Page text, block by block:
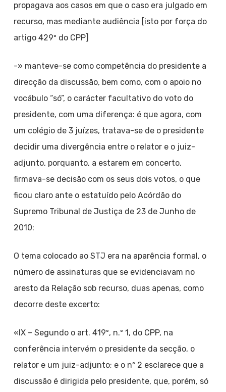
propagava aos casos em que o caso era julgado em
recurso, mas mediante audiência [isto por força do
artigo 429º do CPP]
-» manteve-se como competência do presidente a
direcção da discussão, bem como, com o apoio no
vocábulo “só”, o carácter facultativo do voto do
presidente, com uma diferença: é que agora, com
um colégio de 3 juízes, tratava-se de o presidente
decidir uma divergência entre o relator e o juiz-
adjunto, porquanto, a estarem em concerto,
firmava-se decisão com os seus dois votos, o que
ficou claro ante o estatuído pelo Acórdão do
Supremo Tribunal de Justiça de 23 de Junho de
2010:
O tema colocado ao STJ era na aparência formal, o
número de assinaturas que se evidenciavam no
aresto da Relação sob recurso, duas apenas, como
decorre deste excerto:
«IX – Segundo o art. 419º, n.º 1, do CPP, na
conferência intervém o presidente da secção, o
relator e um juiz-adjunto; e o nº 2 esclarece que a
discussão é dirigida pelo presidente, que, porém, só